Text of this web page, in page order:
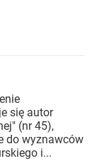
się autor
(nr 45),
do wyznawców
i...